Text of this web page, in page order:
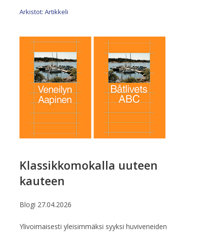
Arkistot: Artikkeli
Klassikkomokalla uuteen
kauteen
Blogi 27.04.2026
Ylivoimaisesti yleisimmäksi syyksi huviveneiden